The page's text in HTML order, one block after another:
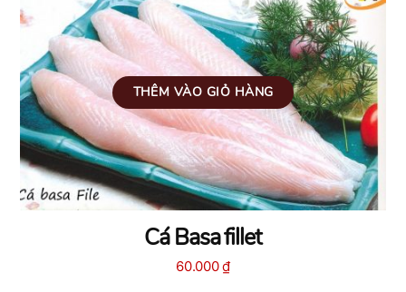
Cá Basa fillet
60.000₫
THÊM VÀO GIỎ HÀNG